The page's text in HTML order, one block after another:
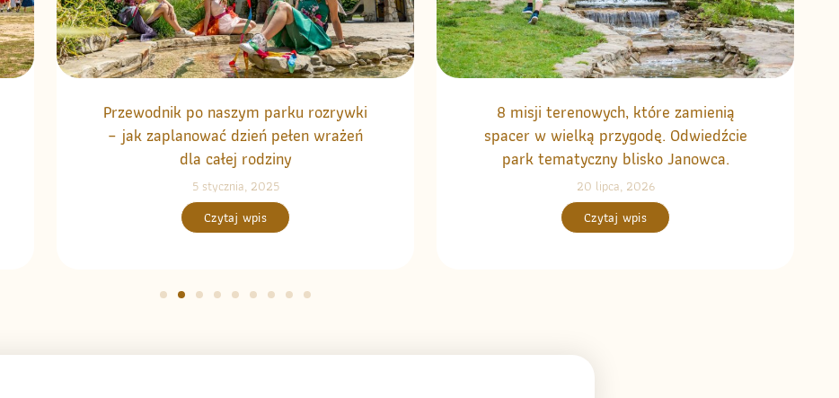
Przewodnik po naszym parku rozrywki
– jak zaplanować dzień pełen wrażeń
dla całej rodziny
5 stycznia, 2025
Czytaj wpis
8 misji terenowych, które zamienią
spacer w wielką przygodę. Odwiedźcie
park tematyczny blisko Janowca.
20 lipca, 2026
Czytaj wpis